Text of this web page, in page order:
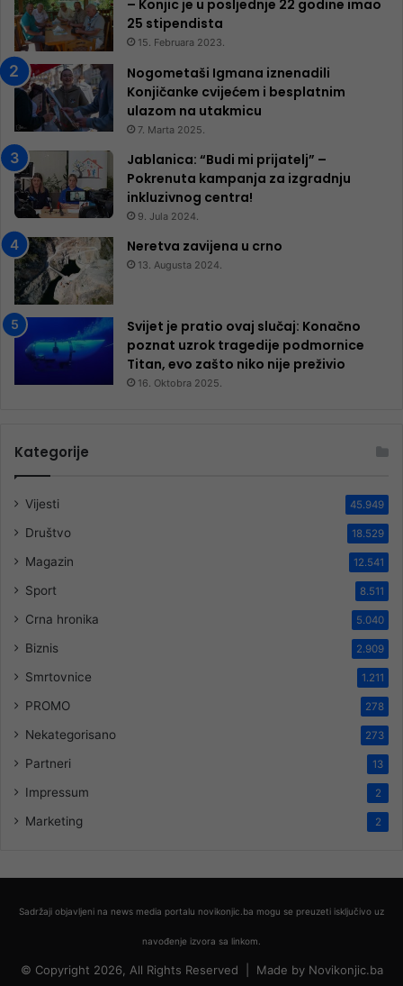
– Konjic je u posljednje 22 godine imao
25 ​​stipendista
15. Februara 2023.
Nogometaši Igmana iznenadili
Konjičanke cvijećem i besplatnim
ulazom na utakmicu
7. Marta 2025.
Jablanica: “Budi mi prijatelj” –
Pokrenuta kampanja za izgradnju
inkluzivnog centra!
9. Jula 2024.
Neretva zavijena u crno
13. Augusta 2024.
Svijet je pratio ovaj slučaj: Konačno
poznat uzrok tragedije podmornice
Titan, evo zašto niko nije preživio
16. Oktobra 2025.
Kategorije
Vijesti 45.949
Društvo 18.529
Magazin 12.541
Sport 8.511
Crna hronika 5.040
Biznis 2.909
Smrtovnice 1.211
PROMO 278
Nekategorisano 273
Partneri 13
Impressum 2
Marketing 2
Sadržaji objavljeni na news media portalu novikonjic.ba mogu se preuzeti isključivo uz
navođenje izvora sa linkom.
© Copyright 2026, All Rights Reserved | Made by Novikonjic.ba